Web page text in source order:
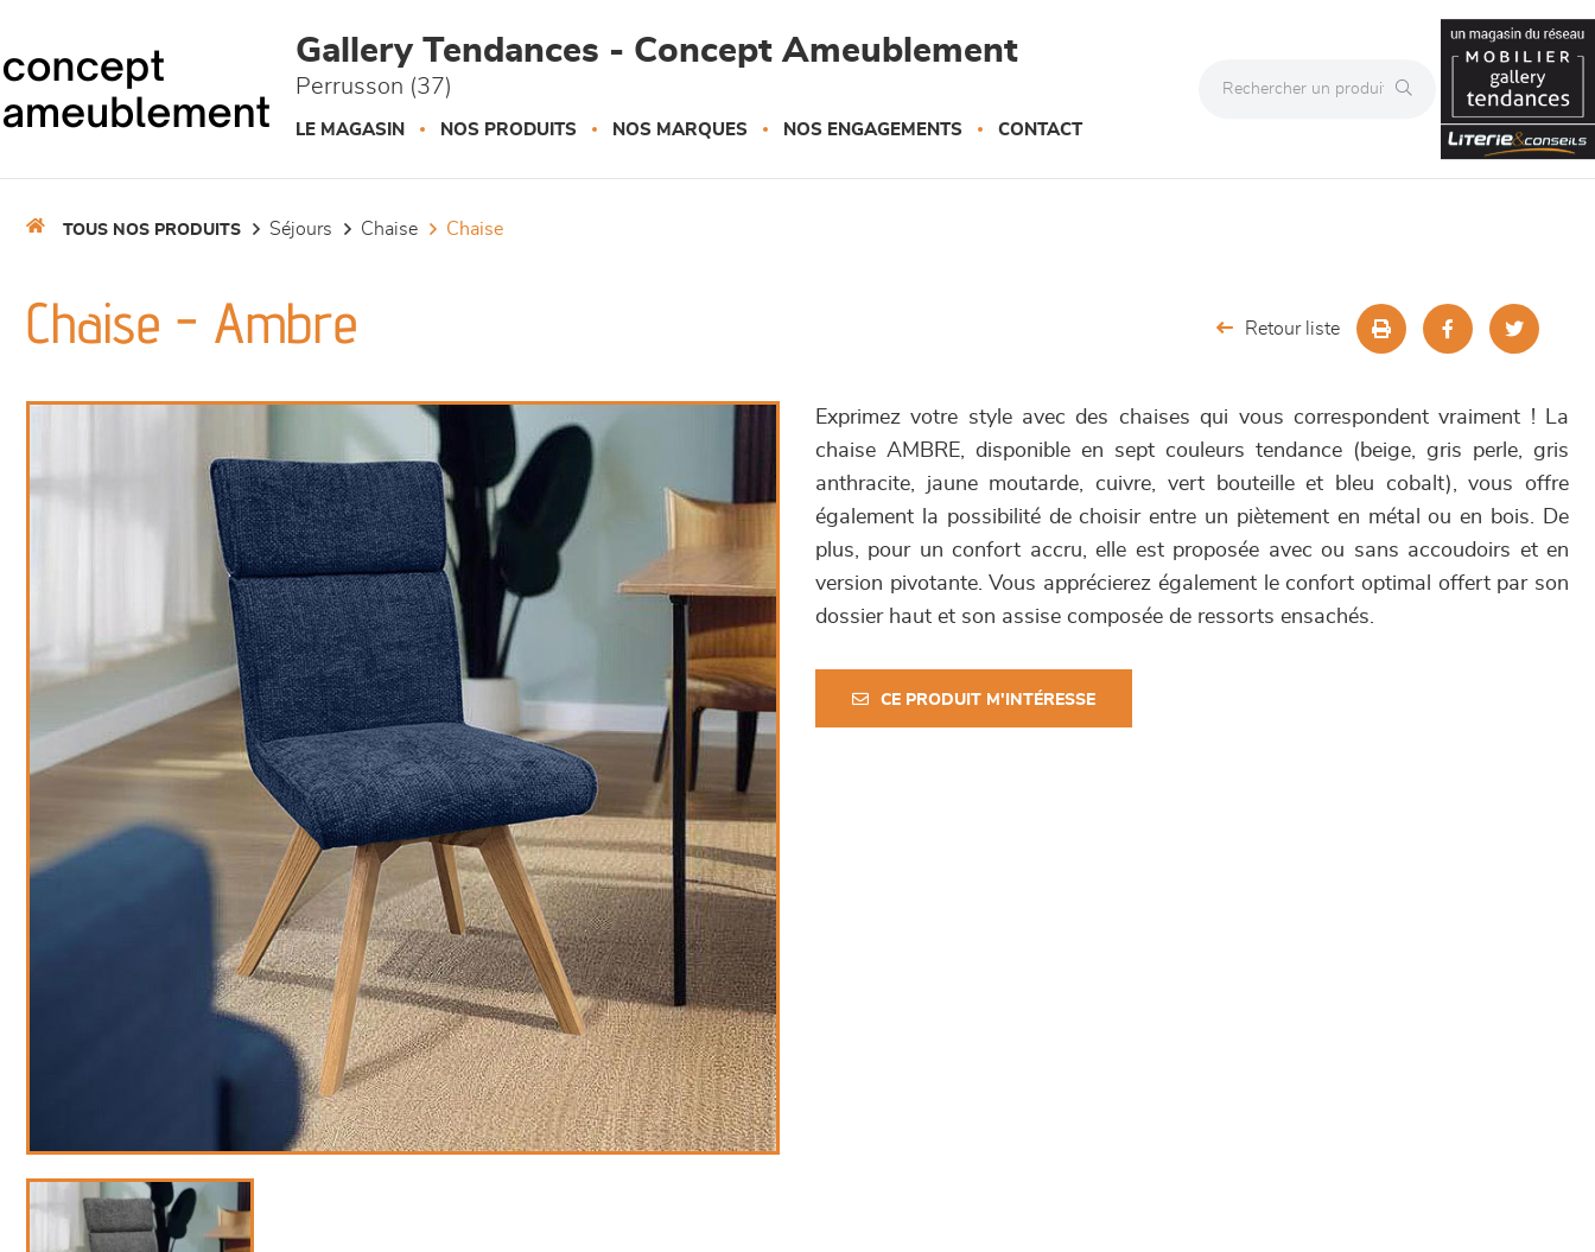
Gallery Tendances - Concept Ameublement
Perrusson (37)
LE MAGASIN NOS PRODUITS NOS MARQUES NOS ENGAGEMENTS CONTACT
TOUS NOS PRODUITS séjours chaise chaise
Chaise - Ambre Retour liste
Exprimez votre style avec des chaises qui vous correspondent vraiment ! La
chaise AMBRE, disponible en sept couleurs tendance (beige, gris perle, gris
anthracite, jaune moutarde, cuivre, vert bouteille et bleu cobalt), vous offre
également la possibilité de choisir entre un piètement en métal ou en bois. De
plus, pour un confort accru, elle est proposée avec ou sans accoudoirs et en
version pivotante. Vous apprécierez également le confort optimal offert par son
dossier haut et son assise composée de ressorts ensachés.
CE PRODUIT M'INTÉRESSE